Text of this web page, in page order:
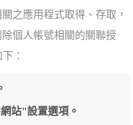
之應用程式取得、存取，
個人帳號相關的關聯授
：
站"設置選項。